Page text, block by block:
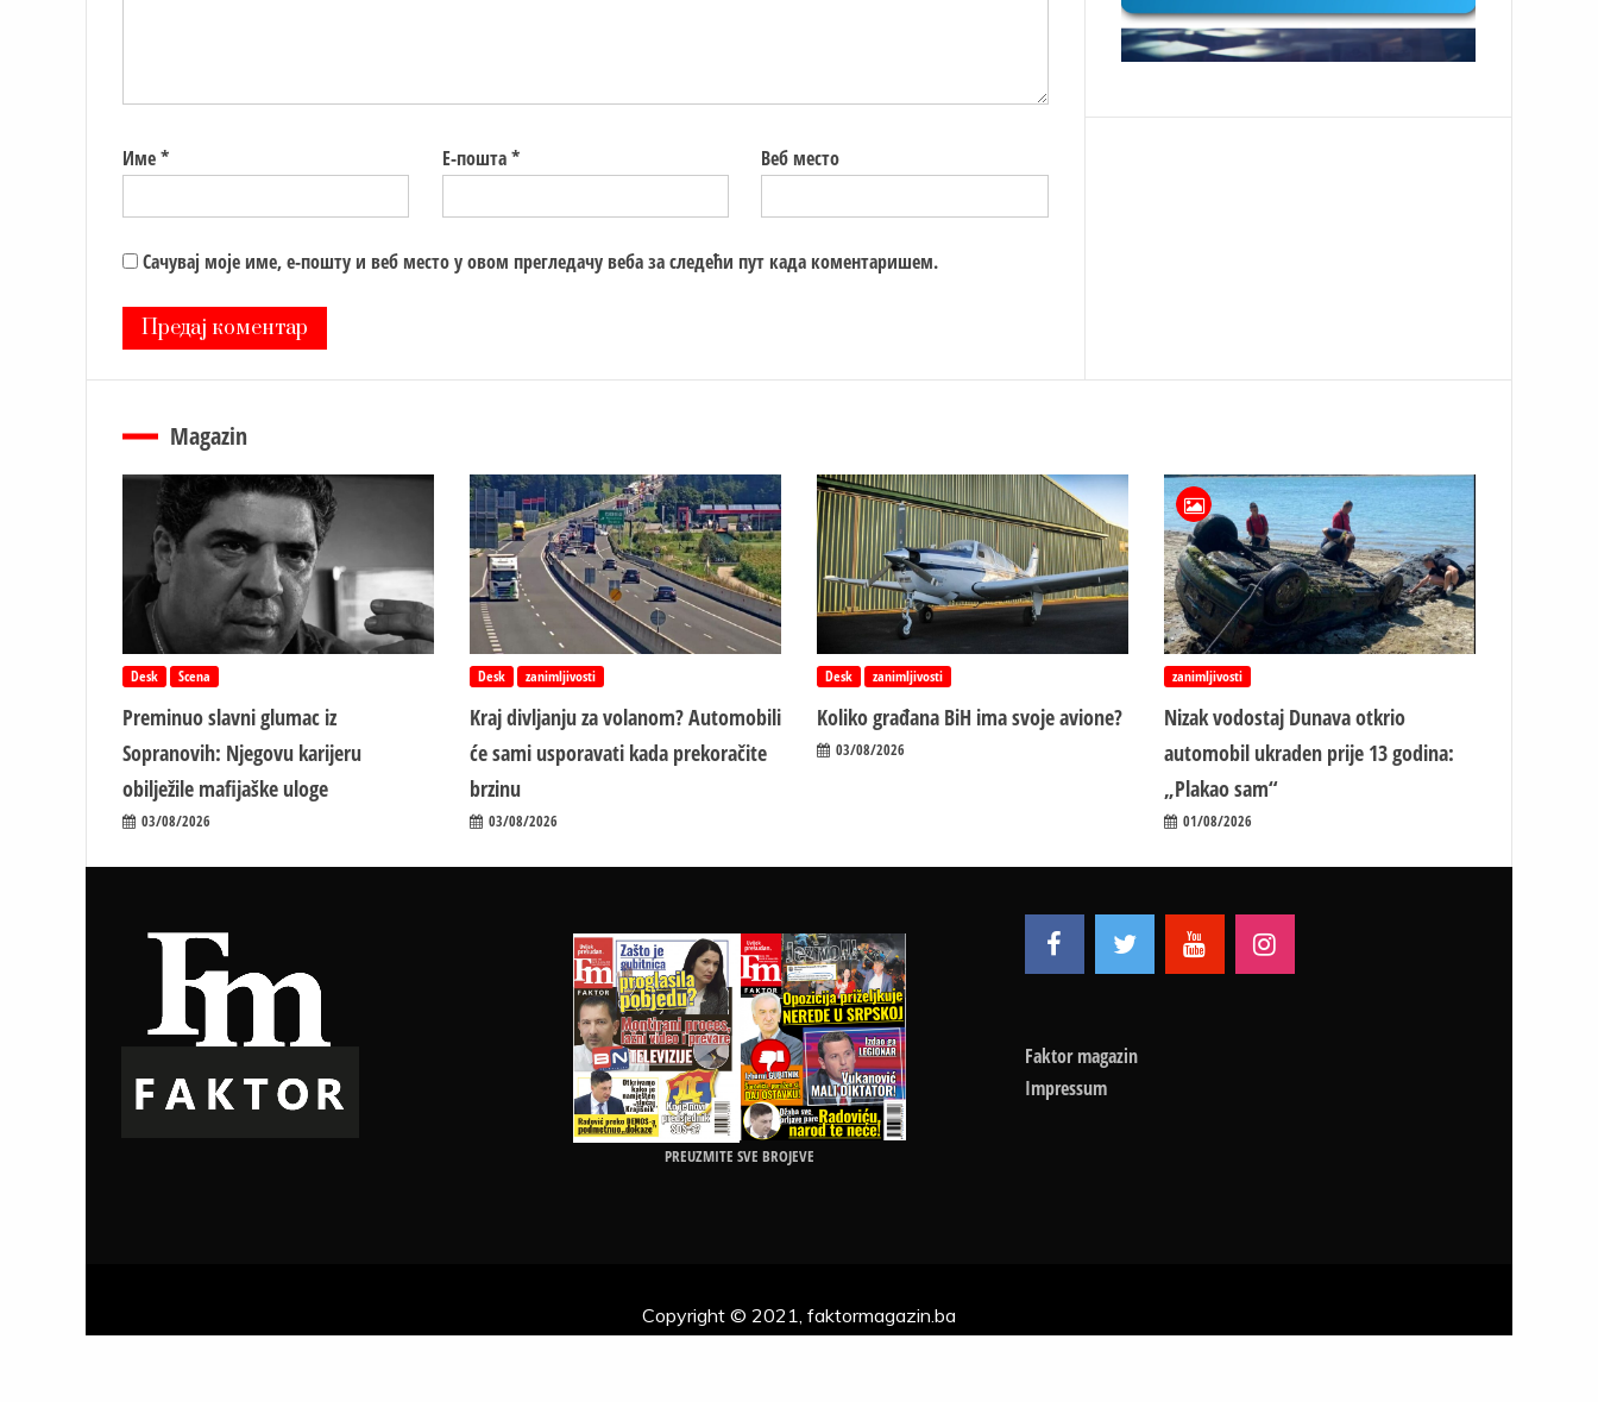
Име* Е-пошта* Веб место
Сачувај моје име, е-пошту и веб место у овом прегледачу веба за следећи пут када коментаришем.
Magazin
Desk Scena
Preminuo slavni glumac iz
Sopranovih: Njegovu karijeru
obilježile mafijaške uloge
03/08/2026
Desk zanimljivosti
Kraj divljanju za volanom? Automobili
će sami usporavati kada prekoračite
brzinu
03/08/2026
Desk zanimljivosti
Koliko građana BiH ima svoje avione?
03/08/2026
zanimljivosti
Nizak vodostaj Dunava otkrio
automobil ukraden prije 13 godina:
„Plakao sam“
01/08/2026
PREUZMITE SVE BROJEVE
Faktor magazin
Impressum
Copyright © 2021, faktormagazin.ba